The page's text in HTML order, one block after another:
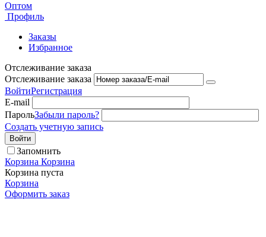
Оптом
Профиль
Заказы
Избранное
Отслеживание заказа
Отслеживание заказа
ВойтиРегистрация
E-mail
ПарольЗабыли пароль?
Создать учетную запись
Войти
Запомнить
Корзина Корзина
Корзина пуста
Корзина
Оформить заказ